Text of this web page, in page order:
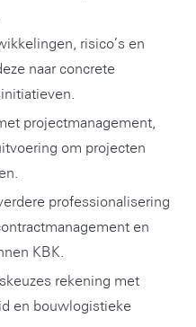
risico’s en
naar concrete
projectmanagement,
om projecten
professionalisering
en
KBK.
rekening met
en bouwlogistieke